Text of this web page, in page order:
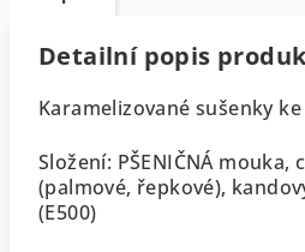
Detailní popis
Karamelizované sušenky
Složení: PŠENIČNÁ
(palmové, řepkové),
(E500)